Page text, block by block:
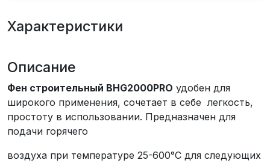
Характеристики
Описание
Фен строительный BHG2000PRO удобен для
широкого применения, сочетает в себе легкость,
простоту в использовании. Предназначен для
подачи горячего
воздуха при температуре 25-600°С для следующих